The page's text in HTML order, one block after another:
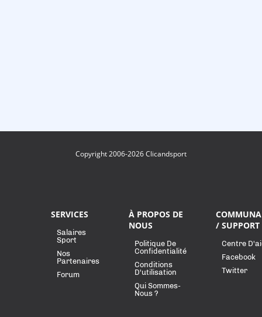
Copyright 2006-2026 Clicandsport
SERVICES
Salaires
Sport
Nos
Partenaires
Forum
À PROPOS DE
NOUS
Politique De
Confidentialité
Conditions
D'utilisation
Qui Sommes-
Nous ?
/ SUPPORT
Centre
Facebook
Twitter